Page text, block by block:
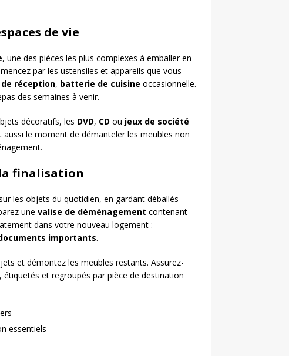
de vie
, une des pièces les plus complexes à emballer en
par les ustensiles et appareils que vous
réception, batterie de cuisine occasionnelle.
des semaines à venir.
décoratifs, les DVD, CD ou jeux de société
le moment de démanteler les meubles non
la finalisation
les objets du quotidien, en gardant déballés
une valise de déménagement contenant
dans votre nouveau logement :
importants.
et démontez les meubles restants. Assurez-
et regroupés par pièce de destination
essentiels